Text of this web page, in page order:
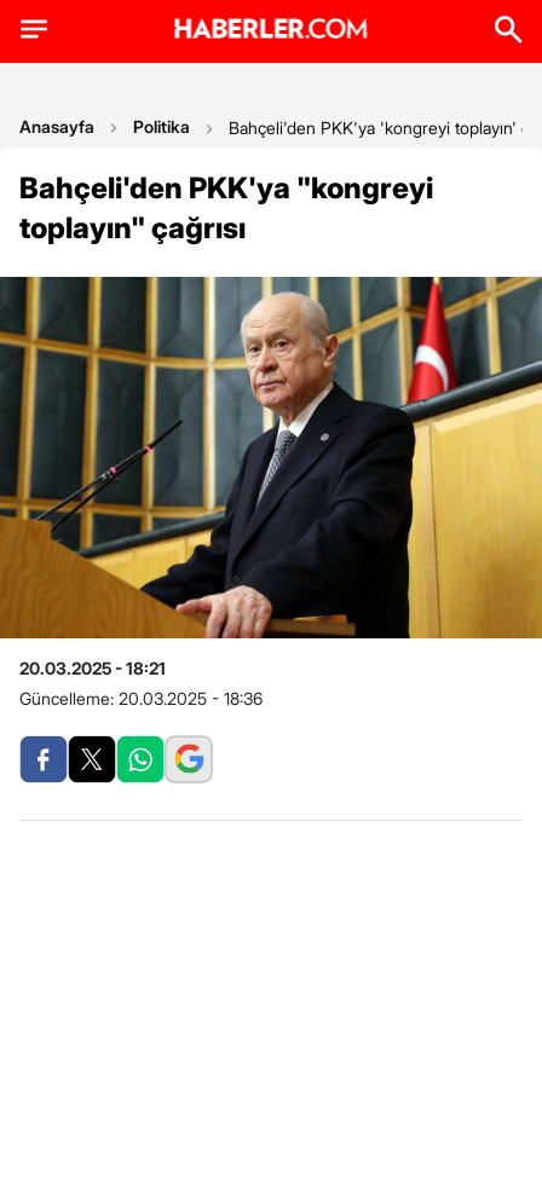
Anasayfa Politika Bahçeli'den PKK'ya 'kongreyi toplayın'
Bahçeli'den PKK'ya "kongreyi
toplayın" çağrısı
20.03.2025 - 18:21
Güncelleme: 20.03.2025 - 18:36